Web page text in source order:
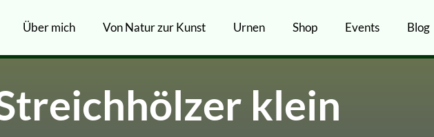
Über mich Von Natur zur Kunst Urnen Shop Events Blog
klein